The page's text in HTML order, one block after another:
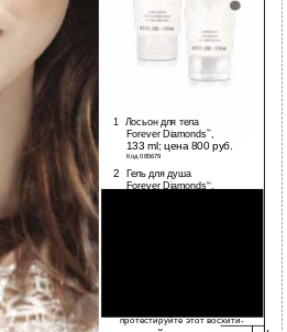
1 Лосьон для тела
Forever Diamonds™
133 ml; цена 800 руб.
Код 085679
2 Гель для душа
Forever Diamonds™
протестируйте этот восхити-